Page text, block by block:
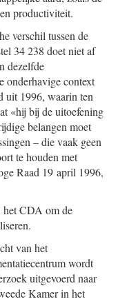
productiviteit.
verschil tussen de
34 238 doet niet af
dezelfde
onderhavige context
uit 1996, waarin ten
«hij bij de uitoefening
belangen moet
– die vaak geen
te houden met
Raad 19 april 1996,
het CDA om de
van het
wordt
uitgevoerd naar
Kamer in het